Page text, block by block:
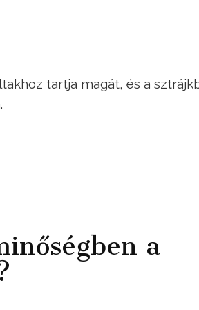
tartja magát, és a
a